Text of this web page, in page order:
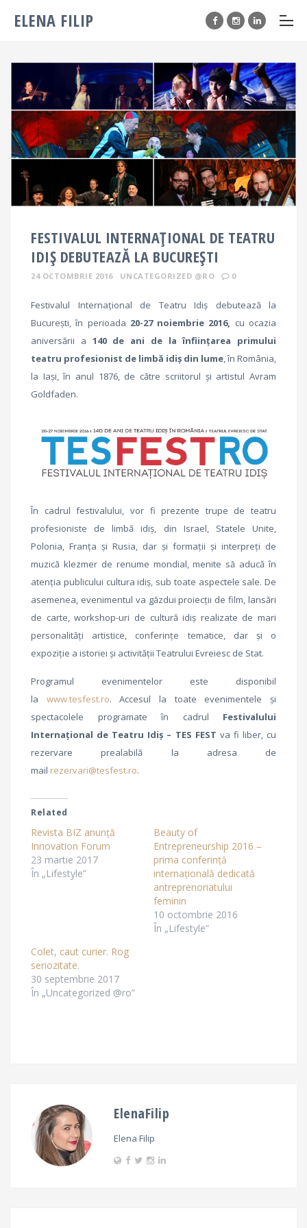
ELENA FILIP
FESTIVALUL INTERNAȚIONAL DE TEATRU
IDIȘ DEBUTEAZĂ LA BUCUREȘTI
24 OCTOMBRIE 2016 UNCATEGORIZED @RO 0
Festivalul Internațional de Teatru Idiș debutează la
București, în perioada 20-27 noiembrie 2016, cu ocazia
aniversării a 140 de ani de la înființarea primului
teatru profesionist de limbă idiș din lume, în România,
la Iași, în anul 1876, de către scriitorul și artistul Avram
Goldfaden.
În cadrul festivalului, vor fi prezente trupe de teatru
profesioniste de limbă idiș, din Israel, Statele Unite,
Polonia, Franța și Rusia, dar și formații și interpreți de
muzică klezmer de renume mondial, menite să aducă în
atenția publicului cultura idiș, sub toate aspectele sale. De
asemenea, evenimentul va găzdui proiecții de film, lansări
de carte, workshop-uri de cultură idiș realizate de mari
personalități artistice, conferințe tematice, dar și o
expoziție a istoriei și activității Teatrului Evreiesc de Stat.
Programul evenimentelor este disponibil
la www.tesfest.ro. Accesul la toate evenimentele și
spectacolele programate în cadrul Festivalului
Internațional de Teatru Idiș – TES FEST va fi liber, cu
rezervare prealabilă la adresa de
mail rezervari@tesfest.ro.
Related
Revista BIZ anunță
Innovation Forum
23 martie 2017
În „Lifestyle”
Beauty of
Entrepreneurship 2016 –
prima conferință
internațională dedicată
antreprenoriatului
feminin
10 octombrie 2016
În „Lifestyle”
Colet, caut curier. Rog
seriozitate.
30 septembrie 2017
În „Uncategorized @ro”
ElenaFilip
Elena Filip